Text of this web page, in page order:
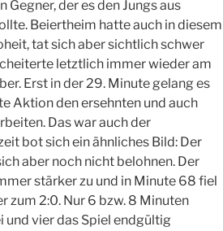
Gegner, der es den Jungs aus
Beiertheim hatte auch in diesem
tat sich aber sichtlich schwer
letztlich immer wieder am
Erst in der 29. Minute gelang es
Aktion den ersehnten und auch
Das war auch der
bot sich ein ähnliches Bild: Der
aber noch nicht belohnen. Der
stärker zu und in Minute 68 fiel
zum 2:0. Nur 6 bzw. 8 Minuten
vier das Spiel endgültig